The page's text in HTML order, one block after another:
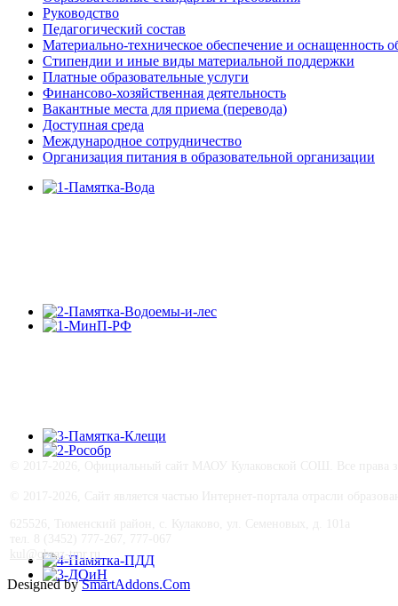
Руководство
Педагогический состав
Материально-техническое обеспечение и оснащенность
Стипендии и иные виды материальной поддержки
Платные образовательные услуги
Финансово-хозяйственная деятельность
Вакантные места для приема (перевода)
Доступная среда
Международное сотрудничество
Организация питания в образовательной организации
kul@obraz-tmr.ru
Designed bySmartAddons.Com